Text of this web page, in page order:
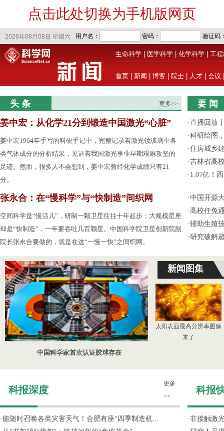
点击此处切换为手机版网页
生命科学 医学科学 化学科学 工
首页 新闻 博客 院士 人才 会议
头 条 更多>>
姜中宏：从化学21分到锻造中国激光“心脏”
姜中宏1964年手写的科研手记中，完整记录着激光钕玻璃中各
类气体成分的分析结果，见证着我国激光事业早期艰难攻坚的
足迹。然而，很多人不会想到，姜中宏曾经化学成绩只有21
分。
张永合：在“慢科学”与“快制造”间织网
空间科学是“慢活儿”，研制一颗卫星往往十年起步；大规模星座
却是“快制造”，一年要吞吐几百颗星。中国科学院卫星创新院副
院长张永合要做的，就是在这“一慢一快”之间织网。
要 闻
·直播回放
·科研绘图
·住房城乡
·吉林省高
· 1.07亿！
·中国开源
· 高校任免
·辅助生殖
·研究破解
中国科学家首次认证胶球存在
新闻图集
太阳表面最高分辨率图像
来了
科报深度
更多
>>
·能随时召唤各类灾害天气！合肥有座“四季制造机...
科报
·非接触激